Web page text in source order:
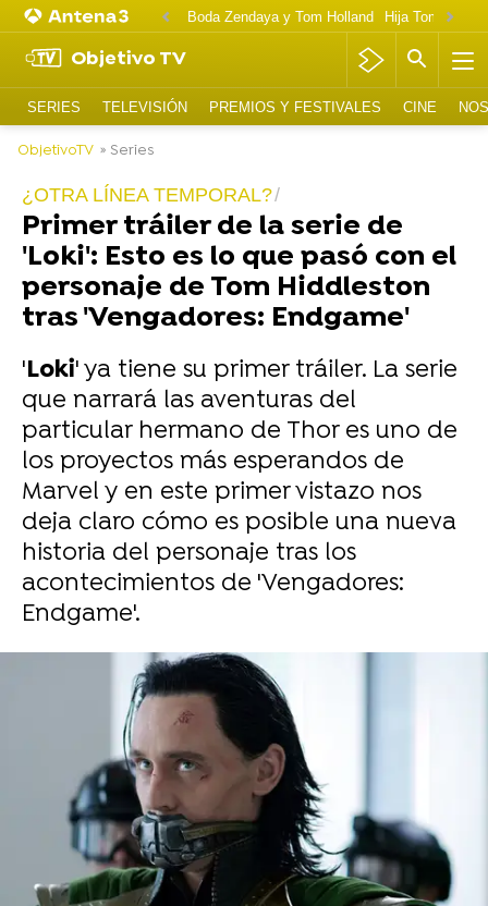
Boda Zendaya y Tom Holland Hija Tom
Objetivo TV
SERIES TELEVISIÓN PREMIOS Y FESTIVALES CINE
ObjetivoTV » Series
¿OTRA LÍNEA TEMPORAL?
Primer tráiler de la serie de
'Loki': Esto es lo que pasó con el
personaje de Tom Hiddleston
tras 'Vengadores: Endgame'
'Loki' ya tiene su primer tráiler. La serie
que narrará las aventuras del
particular hermano de Thor es uno de
los proyectos más esperandos de
Marvel y en este primer vistazo nos
deja claro cómo es posible una nueva
historia del personaje tras los
acontecimientos de 'Vengadores:
Endgame'.
-